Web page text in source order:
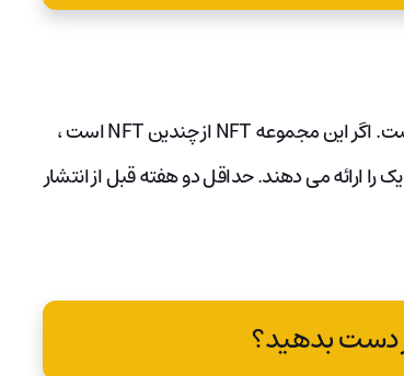
بازاریابی رسانه های اجتماعی راهی عالی برای شناخته شدن خود است. اگر این مجموعه NFT از چندین NFT است ،
را ارائه می دهند. حداقل دو هفته قبل از انتشار